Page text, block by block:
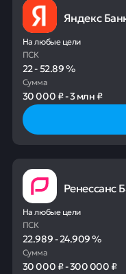
Яндекс
На любые цели
ПСК
22-52.89%
Сумма
30 000 ₽-3 млн ₽
Ренессанс
На любые цели
ПСК
22.989-24.909%
Сумма
30 000 ₽-300 000 ₽